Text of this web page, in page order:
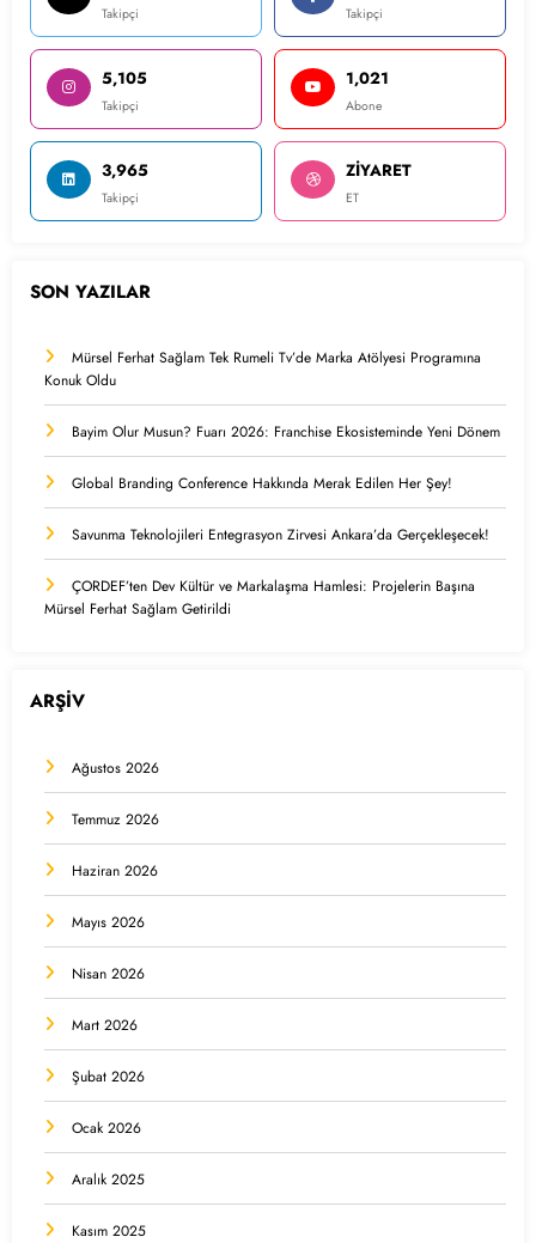
Takipçi Takipçi
5,105
Takipçi
1,021
Abone
3,965
Takipçi
ZİYARET
ET
SON YAZILAR
Mürsel Ferhat Sağlam Tek Rumeli Tv’de Marka Atölyesi Programına
Konuk Oldu
Bayim Olur Musun? Fuarı 2026: Franchise Ekosisteminde Yeni Dönem
Global Branding Conference Hakkında Merak Edilen Her Şey!
Savunma Teknolojileri Entegrasyon Zirvesi Ankara’da Gerçekleşecek!
ÇORDEF’ten Dev Kültür ve Markalaşma Hamlesi: Projelerin Başına
Mürsel Ferhat Sağlam Getirildi
ARŞİV
Ağustos 2026
Temmuz 2026
Haziran 2026
Mayıs 2026
Nisan 2026
Mart 2026
Şubat 2026
Ocak 2026
Aralık 2025
Kasım 2025